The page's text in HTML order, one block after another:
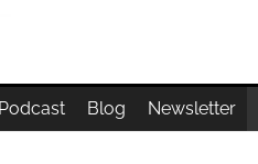
Podcast Blog Newsletter